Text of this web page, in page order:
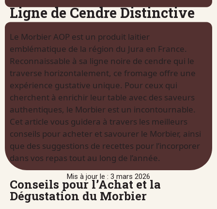
Mis à jour le : 3 mars 2026
Ligne de Cendre Distinctive
Le Morbier AOP est un produit laitier
emblématique de la région du Jura en France.
Reconnaissable à sa ligne noire de cendre qui le
traverse horizontalement, ce fromage offre une
expérience gustative unique. Pour ceux qui
cherchent à enrichir leur table avec des saveurs
authentiques, le Morbier est un incontournable.
Cet article vous guidera à travers les meilleurs
conseils pour acheter et savourer le Morbier, ainsi
que des suggestions de recettes pour l’incorporer
dans vos repas tout au long de l’année.
Conseils pour l’Achat et la
Dégustation du Morbier